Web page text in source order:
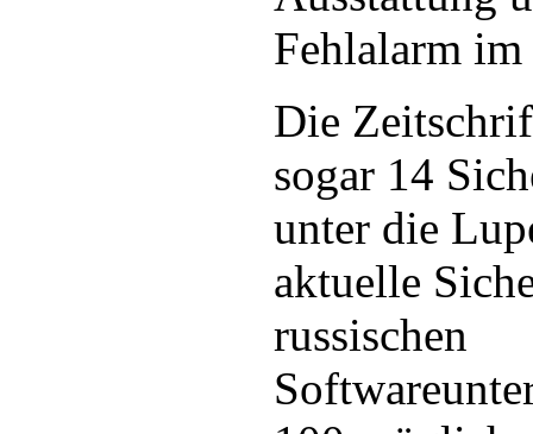
Fehlalarm im
Die
sogar 14
unter die
aktuelle
russischen